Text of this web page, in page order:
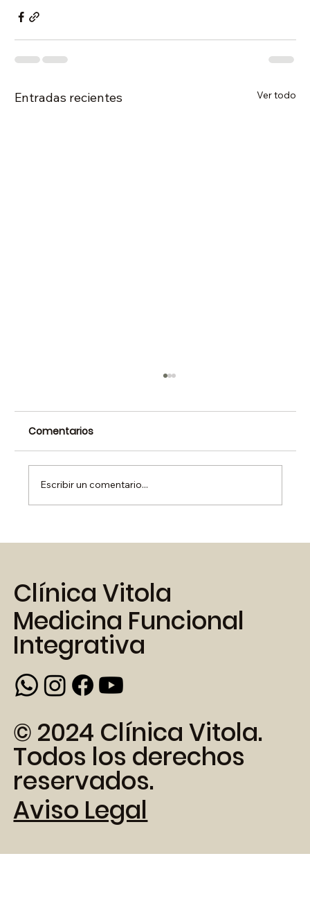
Entradas recientes Ver todo
Comentarios
Escribir un comentario...
Clínica Vitola
Medicina Funcional
Integrativa
© 2024 Clínica Vitola.
Todos los derechos
reservados.
Aviso Legal